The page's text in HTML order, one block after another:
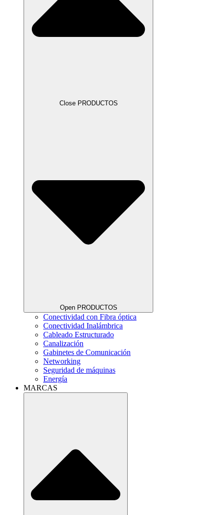
Close PRODUCTOS
Open PRODUCTOS
Conectividad con Fibra óptica
Conectividad Inalámbrica
Cableado Estructurado
Canalización
Gabinetes de Comunicación
Networking
Seguridad de máquinas
Energía
MARCAS